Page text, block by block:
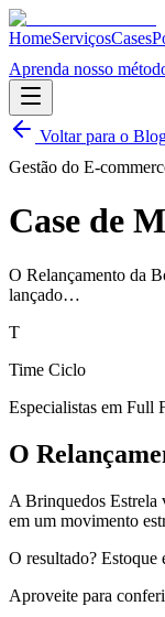
HomeServiçosCases
Aprenda nosso
Voltar para o
Gestão do E-
Case de
O Relançamento da
lançado…
T
Time Ciclo
Especialistas em Full
O
A Brinquedos Estrela
em um movimento
O resultado? Estoque
Aproveite para